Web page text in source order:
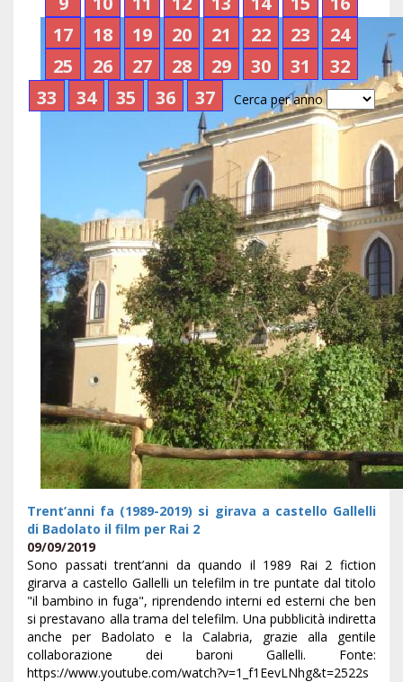
17
18 19 20 21 22 23
24
25
26 27 28 29 30 31
32
33
34 35 36 37 Cerca per anno
Trent’anni fa (1989-2019) si girava a castello Gallelli
di Badolato il film per Rai 2
09/09/2019
Sono passati trent’anni da quando il 1989 Rai 2 fiction
girarva a castello Gallelli un telefilm in tre puntate dal titolo
"il bambino in fuga", riprendendo interni ed esterni che ben
si prestavano alla trama del telefilm. Una pubblicità indiretta
anche per Badolato e la Calabria, grazie alla gentile
collaborazione dei baroni Gallelli. Fonte:
https://www.youtube.com/watch?v=1_f1EevLNhg&t=2522s